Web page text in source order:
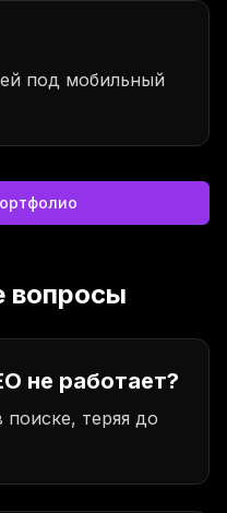
под мобильный
вопросы
не работает?
поиске, теряя до